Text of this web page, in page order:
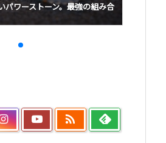
パワーストーン。最強の組み合
